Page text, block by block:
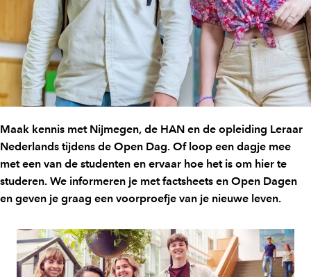
Maak kennis met Nijmegen, de HAN en de opleiding Leraar
Nederlands tijdens de Open Dag. Of loop een dagje mee
met een van de studenten en ervaar hoe het is om hier te
studeren. We informeren je met factsheets en Open Dagen
en geven je graag een voorproefje van je nieuwe leven.